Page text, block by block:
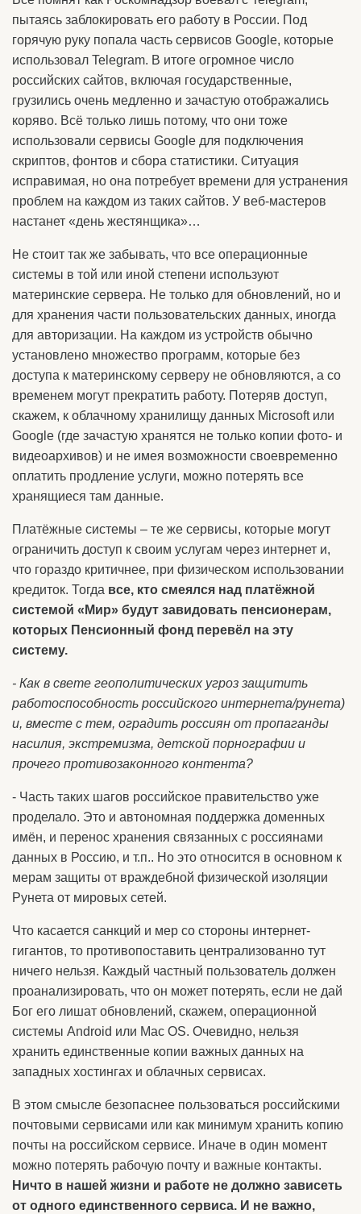
пытаясь заблокировать его работу в России. Под
горячую руку попала часть сервисов Google, которые
использовал Telegram. В итоге огромное число
российских сайтов, включая государственные,
грузились очень медленно и зачастую отображались
коряво. Всё только лишь потому, что они тоже
использовали сервисы Google для подключения
скриптов, фонтов и сбора статистики. Ситуация
исправимая, но она потребует времени для устранения
проблем на каждом из таких сайтов. У веб-мастеров
настанет «день жестянщика»…
Не стоит так же забывать, что все операционные
системы в той или иной степени используют
материнские сервера. Не только для обновлений, но и
для хранения части пользовательских данных, иногда
для авторизации. На каждом из устройств обычно
установлено множество программ, которые без
доступа к материнскому серверу не обновляются, а со
временем могут прекратить работу. Потеряв доступ,
скажем, к облачному хранилищу данных Microsoft или
Google (где зачастую хранятся не только копии фото- и
видеоархивов) и не имея возможности своевременно
оплатить продление услуги, можно потерять все
хранящиеся там данные.
Платёжные системы – те же сервисы, которые могут
ограничить доступ к своим услугам через интернет и,
что гораздо критичнее, при физическом использовании
кредиток. Тогда все, кто смеялся над платёжной
системой «Мир» будут завидовать пенсионерам,
которых Пенсионный фонд перевёл на эту
систему.
- Как в свете геополитических угроз защитить
работоспособность российского интернета/рунета)
и, вместе с тем, оградить россиян от пропаганды
насилия, экстремизма, детской порнографии и
прочего противозаконного контента?
- Часть таких шагов российское правительство уже
проделало. Это и автономная поддержка доменных
имён, и перенос хранения связанных с россиянами
данных в Россию, и т.п.. Но это относится в основном к
мерам защиты от враждебной физической изоляции
Рунета от мировых сетей.
Что касается санкций и мер со стороны интернет-
гигантов, то противопоставить централизованно тут
ничего нельзя. Каждый частный пользователь должен
проанализировать, что он может потерять, если не дай
Бог его лишат обновлений, скажем, операционной
системы Android или Mac OS. Очевидно, нельзя
хранить единственные копии важных данных на
западных хостингах и облачных сервисах.
В этом смысле безопаснее пользоваться российскими
почтовыми сервисами или как минимум хранить копию
почты на российском сервисе. Иначе в один момент
можно потерять рабочую почту и важные контакты.
Ничто в нашей жизни и работе не должно зависеть
от одного единственного сервиса. И не важно,